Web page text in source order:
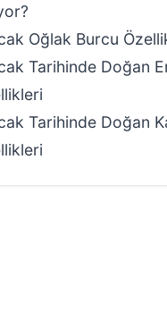
Oğlak Burcu
Tarihinde Doğan
Tarihinde Doğan